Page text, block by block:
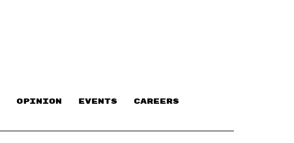
OPINION EVENTS CAREERS